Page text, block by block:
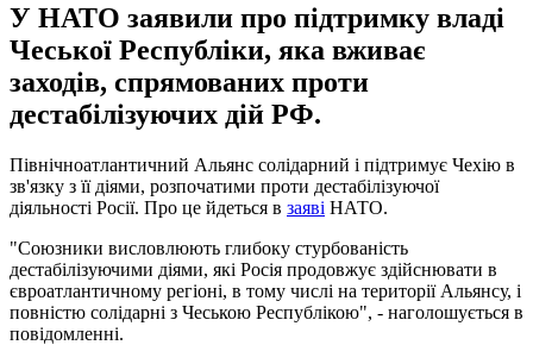
У НАТО заявили про підтримку владі
Чеської Республіки, яка вживає
заходів, спрямованих проти
дестабілізуючих дій РФ.
Північноатлантичний Альянс солідарний і підтримує Чехію в
зв'язку з її діями, розпочатими проти дестабілізуючої
діяльності Росії. Про це йдеться в заяві НАТО.
"Союзники висловлюють глибоку стурбованість
дестабілізуючими діями, які Росія продовжує здійснювати в
євроатлантичному регіоні, в тому числі на території Альянсу, і
повністю солідарні з Чеською Республікою", - наголошується в
повідомленні.